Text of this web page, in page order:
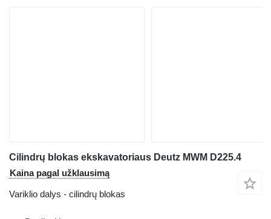
Cilindrų blokas ekskavatoriaus Deutz MWM D225.4
Kaina pagal užklausimą
Variklio dalys - cilindrų blokas